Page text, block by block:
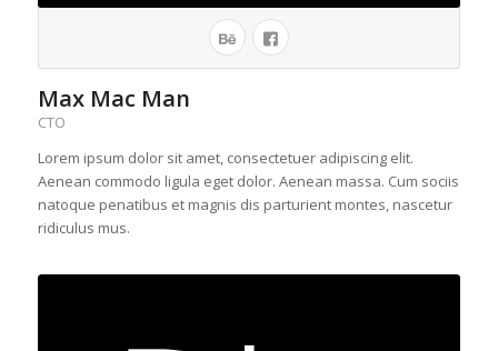
Max Mac Man
CTO
Lorem ipsum dolor sit amet, consectetuer adipiscing elit.
Aenean commodo ligula eget dolor. Aenean massa. Cum sociis
natoque penatibus et magnis dis parturient montes, nascetur
ridiculus mus.